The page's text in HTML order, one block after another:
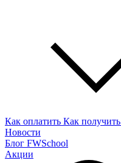
Как оплатить Как получить
Новости
Блог FWSchool
Акции